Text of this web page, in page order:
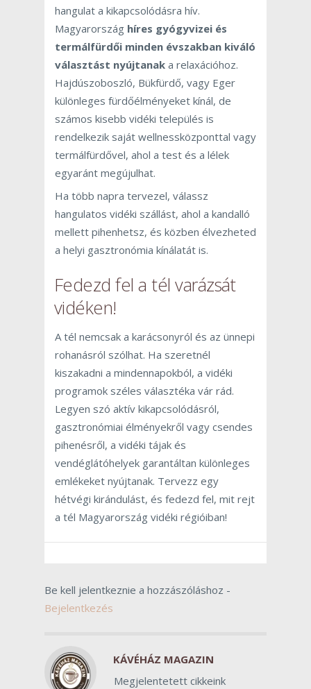
hangulat a kikapcsolódásra hív.
Magyarország híres gyógyvizei és
termálfürdői minden évszakban kiváló
választást nyújtanak a relaxációhoz.
Hajdúszoboszló, Bükfürdő, vagy Eger
különleges fürdőélményeket kínál, de
számos kisebb vidéki település is
rendelkezik saját wellnessközponttal vagy
termálfürdővel, ahol a test és a lélek
egyaránt megújulhat.
Ha több napra tervezel, válassz
hangulatos vidéki szállást, ahol a kandalló
mellett pihenhetsz, és közben élvezheted
a helyi gasztronómia kínálatát is.
Fedezd fel a tél varázsát
vidéken!
A tél nemcsak a karácsonyról és az ünnepi
rohanásról szólhat. Ha szeretnél
kiszakadni a mindennapokból, a vidéki
programok széles választéka vár rád.
Legyen szó aktív kikapcsolódásról,
gasztronómiai élményekről vagy csendes
pihenésről, a vidéki tájak és
vendéglátóhelyek garantáltan különleges
emlékeket nyújtanak. Tervezz egy
hétvégi kirándulást, és fedezd fel, mit rejt
a tél Magyarország vidéki régióiban!
Be kell jelentkeznie a hozzászóláshoz -
Bejelentkezés
KÁVÉHÁZ MAGAZIN
Megjelentetett cikkeink